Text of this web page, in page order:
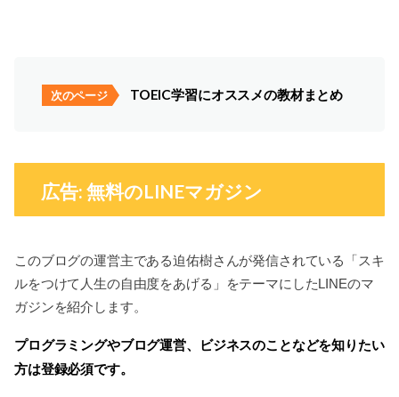
次のページ TOEIC学習にオススメの教材まとめ
広告: 無料のLINEマガジン
このブログの運営主である迫佑樹さんが発信されている「スキ
ルをつけて人生の自由度をあげる」をテーマにしたLINEのマ
ガジンを紹介します。
プログラミングやブログ運営、ビジネスのことなどを知りたい
方は登録必須です。